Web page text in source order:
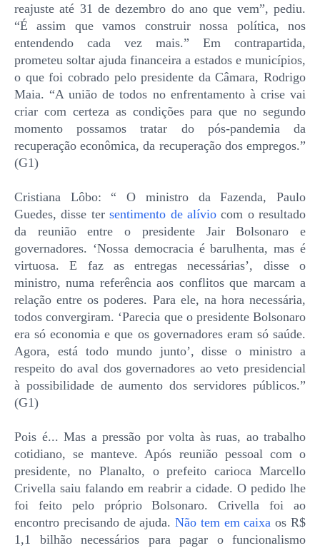
reajuste até 31 de dezembro do ano que vem”, pediu.
“É assim que vamos construir nossa política, nos
entendendo cada vez mais.” Em contrapartida,
prometeu soltar ajuda financeira a estados e municípios,
o que foi cobrado pelo presidente da Câmara, Rodrigo
Maia. “A união de todos no enfrentamento à crise vai
criar com certeza as condições para que no segundo
momento possamos tratar do pós-pandemia da
recuperação econômica, da recuperação dos empregos.”
(G1)
Cristiana Lôbo: “ O ministro da Fazenda, Paulo
Guedes, disse tersentimento de alíviocom o resultado
da reunião entre o presidente Jair Bolsonaro e
governadores. ‘Nossa democracia é barulhenta, mas é
virtuosa. E faz as entregas necessárias’, disse o
ministro, numa referência aos conflitos que marcam a
relação entre os poderes. Para ele, na hora necessária,
todos convergiram. ‘Parecia que o presidente Bolsonaro
era só economia e que os governadores eram só saúde.
Agora, está todo mundo junto’, disse o ministro a
respeito do aval dos governadores ao veto presidencial
à possibilidade de aumento dos servidores públicos.”
(G1)
Pois é... Mas a pressão por volta às ruas, ao trabalho
cotidiano, se manteve. Após reunião pessoal com o
presidente, no Planalto, o prefeito carioca Marcello
Crivella saiu falando em reabrir a cidade. O pedido lhe
foi feito pelo próprio Bolsonaro. Crivella foi ao
encontro precisando de ajuda.Não tem em caixa os R$
1,1 bilhão necessários para pagar o funcionalismo